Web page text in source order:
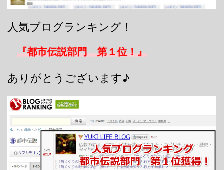
人気ブログランキング！
『都市伝説部門 第１位！』
ありがとうございます♪